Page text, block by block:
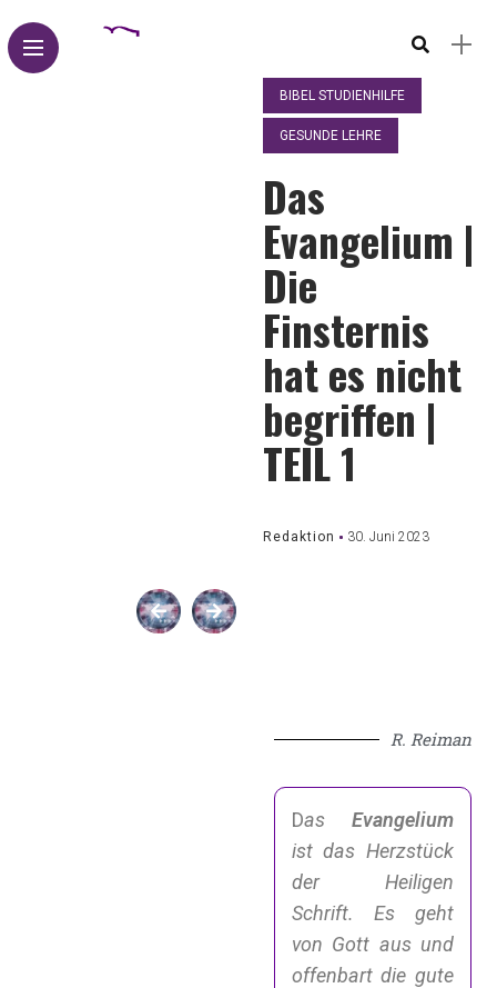
BIBEL STUDIENHILFE
GESUNDE LEHRE
Das
Evangelium |
Die
Finsternis
hat es nicht
begriffen |
TEIL 1
Redaktion 30. Juni 2023
R. Reiman
Das Evangelium
ist das Herzstück
der Heiligen
Schrift. Es geht
von Gott aus und
offenbart die gute